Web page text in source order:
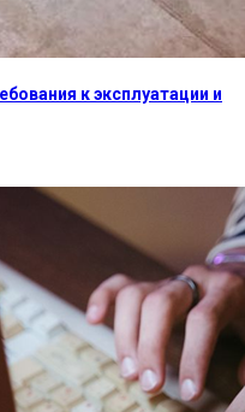
к эксплуатации и